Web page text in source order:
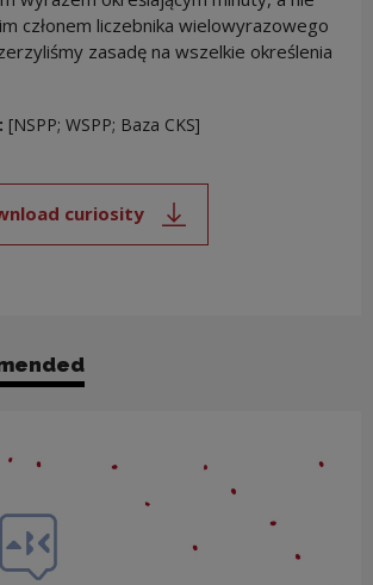
członem liczebnika wielowyrazowego
zasadę na wszelkie określenia
[NSPP; WSPP; Baza CKS]
curiosity
Note, the link will open in a new